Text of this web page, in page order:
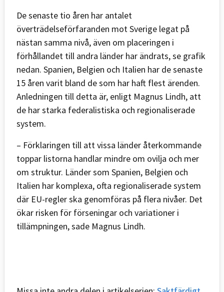
De senaste tio åren har antalet
överträdelseförfaranden mot Sverige legat på
nästan samma nivå, även om placeringen i
förhållandet till andra länder har ändrats, se grafik
nedan. Spanien, Belgien och Italien har de senaste
15 åren varit bland de som har haft flest ärenden.
Anledningen till detta är, enligt Magnus Lindh, att
de har starka federalistiska och regionaliserade
system.
– Förklaringen till att vissa länder återkommande
toppar listorna handlar mindre om ovilja och mer
om struktur. Länder som Spanien, Belgien och
Italien har komplexa, ofta regionaliserade system
där EU-regler ska genomföras på flera nivåer. Det
ökar risken för förseningar och variationer i
tillämpningen, sade Magnus Lindh.